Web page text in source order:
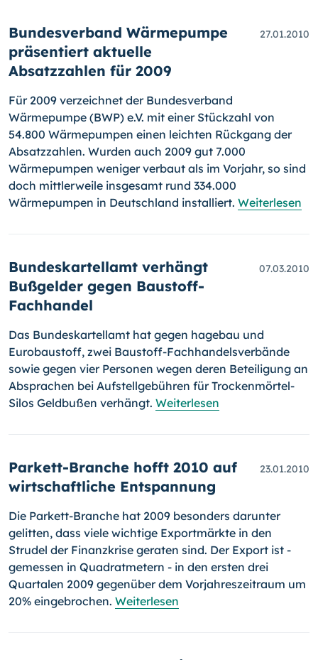
Bundesverband Wärmepumpe
präsentiert aktuelle
Absatzzahlen für 2009
27.01.2010
Für 2009 verzeichnet der Bundesverband
Wärmepumpe (BWP) e.V. mit einer Stückzahl von
54.800 Wärmepumpen einen leichten Rückgang der
Absatzzahlen. Wurden auch 2009 gut 7.000
Wärmepumpen weniger verbaut als im Vorjahr, so sind
doch mittlerweile insgesamt rund 334.000
Wärmepumpen in Deutschland installiert. Weiterlesen
Bundeskartellamt verhängt
Bußgelder gegen Baustoff-
Fachhandel
07.03.2010
Das Bundeskartellamt hat gegen hagebau und
Eurobaustoff, zwei Bau­stoff-Fachhandelsverbände
sowie gegen vier Personen wegen deren Beteiligung an
Absprachen bei Aufstellgebühren für Trockenmörtel-
Silos Geldbußen verhängt. Weiterlesen
Parkett-Branche hofft 2010 auf
wirtschaftliche Entspannung
23.01.2010
Die Parkett-Branche hat 2009 besonders darunter
gelitten, dass viele wichtige Exportmärkte in den
Strudel der Finanzkrise geraten sind. Der Export ist -
gemessen in Quadratmetern - in den ersten drei
Quartalen 2009 gegenüber dem Vorjahreszeitraum um
20% eingebrochen. Weiterlesen